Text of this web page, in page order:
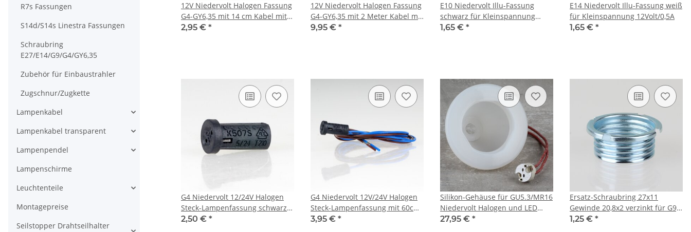
12V Niedervolt Halogen Fassung
G4-GY6,35 mit 14 cm Kabel mit
PTFE Isolation T300
2,95 € *
12V Niedervolt Halogen Fassung
G4-GY6,35 mit 2 Meter Kabel mit
PTFE Isolation T300
9,95 € *
E10 Niedervolt Illu-Fassung
schwarz für Kleinspannung
12Volt/0,5A
1,65 € *
E14 Niedervolt Illu-Fassung weiß
für Kleinspannung 12Volt/0,5A
1,65 € *
G4 Niedervolt 12/24V Halogen
Steck-Lampenfassung schwarz
mit Doppelsteckkontakt
2,50 € *
G4 Niedervolt 12V/24V Halogen
Steck-Lampenfassung mit 60cm
Anschlusskabel
3,95 € *
Silikon-Gehäuse für GU5.3/MR16
Niedervolt Halogen und LED
Einbaustrahler
27,95 € *
Ersatz-Schraubring 27x11
Gewinde 20,8x2 verzinkt für G9,
G4 und GY6,35 Lampenfassung
1,25 € *
R7s Fassungen
S14d/S14s Linestra Fassungen
Schraubring
E27/E14/G9/G4/GY6,35
Zubehör für Einbaustrahler
Zugschnur/Zugkette
Lampenkabel
Lampenkabel transparent
Lampenpendel
Lampenschirme
Leuchtenteile
Montagepreise
Seilstopper Drahtseilhalter